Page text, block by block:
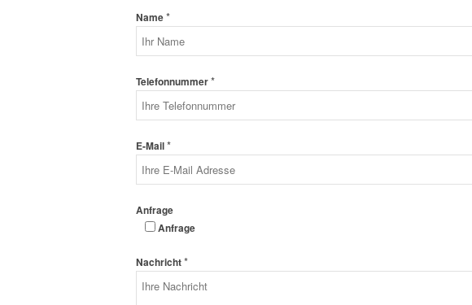
Name*
Telefonnummer*
E-Mail*
Anfrage
Anfrage
Nachricht*